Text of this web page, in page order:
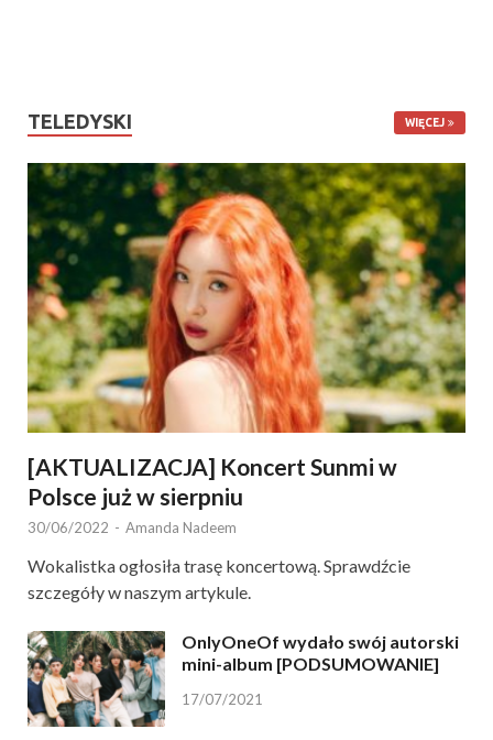
TELEDYSKI WIĘCEJ
[AKTUALIZACJA] Koncert Sunmi w
Polsce już w sierpniu
30/06/2022 - Amanda Nadeem
Wokalistka ogłosiła trasę koncertową. Sprawdźcie
szczegóły w naszym artykule.
OnlyOneOf wydało swój autorski
mini-album [PODSUMOWANIE]
17/07/2021